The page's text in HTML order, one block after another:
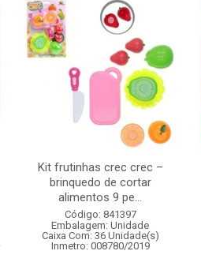
Kit frutinhas crec crec –
brinquedo de cortar
alimentos 9 pe...
Código: 841397
Embalagem: Unidade
Caixa Com: 36 Unidade(s)
Inmetro: 008780/2019